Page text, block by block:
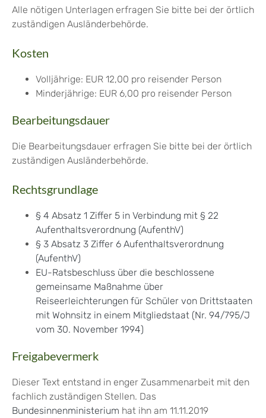
Alle nötigen Unterlagen erfragen Sie bitte bei der örtlich
zuständigen Ausländerbehörde.
Kosten
Volljährige: EUR 12,00 pro reisender Person
Minderjährige: EUR 6,00 pro reisender Person
Bearbeitungsdauer
Die Bearbeitungsdauer erfragen Sie bitte bei der örtlich
zuständigen Ausländerbehörde.
Rechtsgrundlage
§ 4 Absatz 1 Ziffer 5 in Verbindung mit § 22
Aufenthaltsverordnung (AufenthV)
§ 3 Absatz 3 Ziffer 6 Aufenthaltsverordnung
(AufenthV)
EU-Ratsbeschluss über die beschlossene
gemeinsame Maßnahme über
Reiseerleichterungen für Schüler von Drittstaaten
mit Wohnsitz in einem Mitgliedstaat (Nr. 94/795/J
vom 30. November 1994)
Freigabevermerk
Dieser Text entstand in enger Zusammenarbeit mit den
fachlich zuständigen Stellen. Das
Bundesinnenministerium hat ihn am 11.11.2019